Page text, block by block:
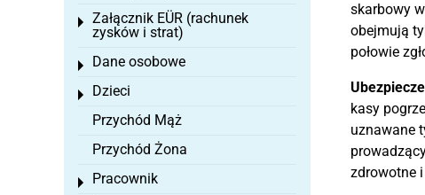
skarbowy
obejmują
połowie
kasy
uznawane
zdrowotne
Załącznik EÜR (rachunek
zysków i strat)
Toggle menu
Dane osobowe
Toggle menu
Dzieci
Toggle menu
Przychód Mąż
Przychód Żona
Pracownik
Toggle menu